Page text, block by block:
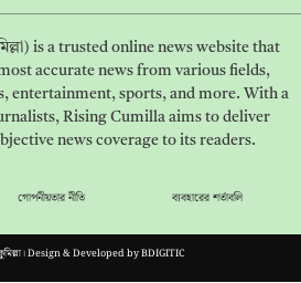
is a trusted online news website that
accurate news from various fields,
entertainment, sports, and more. With a
Rising Cumilla aims to deliver
news coverage to its readers.
গোপনীয়তার নীতি ব্যবহারের শর্তাবলি
কুমিল্লা। Design & Developed byBDIGITIC